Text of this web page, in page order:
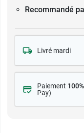
Recommandé
Livré mardi
Paiement
Pay)